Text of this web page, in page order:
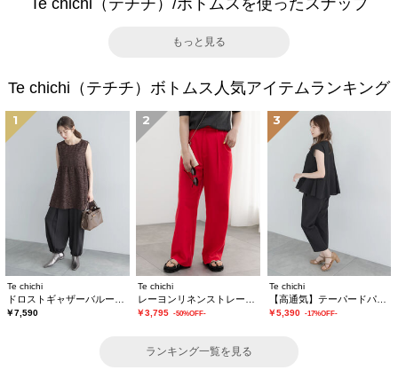
Te chichi（テチチ）/ボトムスを使ったスナップ
もっと見る
Te chichi（テチチ）ボトムス人気アイテムランキング
1
Te chichi
￥7,590
2
Te chichi
￥3,795 -50%OFF-
3
Te chichi
【高通気】テーパードパンツ（セットアップ可）
￥5,390 -17%OFF-
ランキング一覧を見る